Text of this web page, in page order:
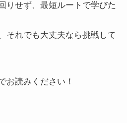
りせず、最短ルートで学びた
それでも大丈夫なら挑戦して
お読みください！